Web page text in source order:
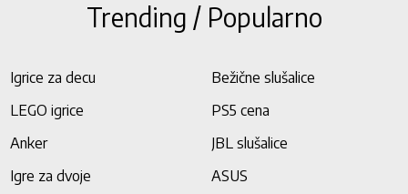
Trending / Popularno
Igrice za decu
Bežične slušalice
LEGO igrice
PS5 cena
Anker
JBL slušalice
Igre za dvoje
ASUS